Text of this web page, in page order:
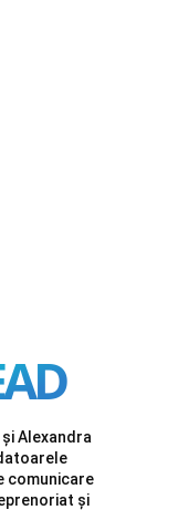
Alexandra
comunicare
și